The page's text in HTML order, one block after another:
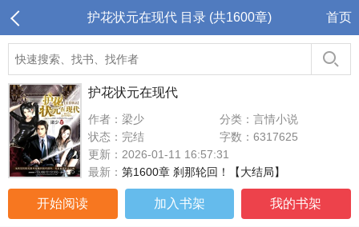
护花状元在现代 目录 (共1600章) 首页
护花状元在现代
作者：梁少
分类：言情小说
状态：完结
字数：6317625
更新：2026-01-11 16:57:31
最新： 第1600章 刹那轮回！【大结局】
开始阅读 加入书架 我的书架